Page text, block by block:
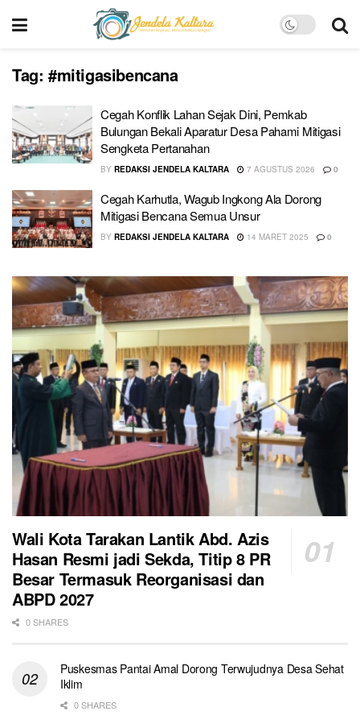
Tag: #mitigasibencana
Cegah Konflik Lahan Sejak Dini, Pemkab
Bulungan Bekali Aparatur Desa Pahami Mitigasi
Sengketa Pertanahan
BY REDAKSI JENDELA KALTARA 7 AGUSTUS 2026 0
Cegah Karhutla, Wagub Ingkong Ala Dorong
Mitigasi Bencana Semua Unsur
BY REDAKSI JENDELA KALTARA 14 MARET 2025 0
Wali Kota Tarakan Lantik Abd. Azis
Hasan Resmi jadi Sekda, Titip 8 PR
Besar Termasuk Reorganisasi dan
ABPD 2027
0 SHARES
Puskesmas Pantai Amal Dorong Terwujudnya Desa Sehat
Iklim
0 SHARES